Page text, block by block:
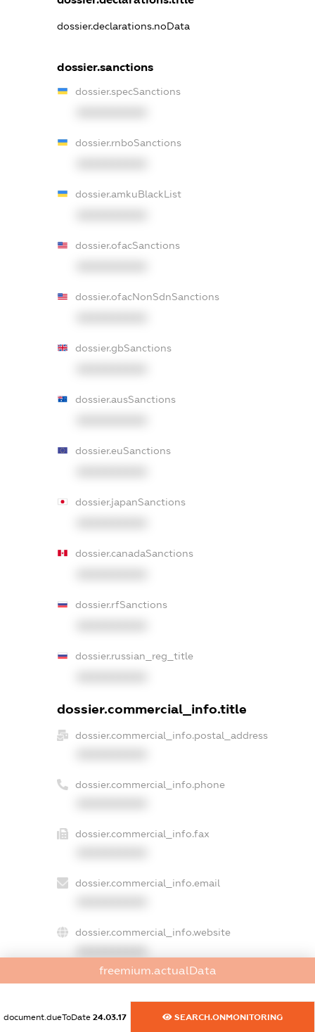
dossier.declarations.noData
dossier.sanctions
dossier.specSanctions
dossier.rnboSanctions
dossier.amkuBlackList
dossier.ofacSanctions
dossier.ofacNonSdnSanctions
dossier.gbSanctions
dossier.ausSanctions
dossier.euSanctions
dossier.japanSanctions
dossier.canadaSanctions
dossier.rfSanctions
dossier.russian_reg_title
dossier.commercial_info.title
dossier.commercial_info.postal_address
dossier.commercial_info.phone
dossier.commercial_info.fax
dossier.commercial_info.email
dossier.commercial_info.website
dossier.commercial_info.activity
XXXXXXXXXX
freemium.actualData
document.dueToDate 24.03.17 SEARCH.ONMONITORING